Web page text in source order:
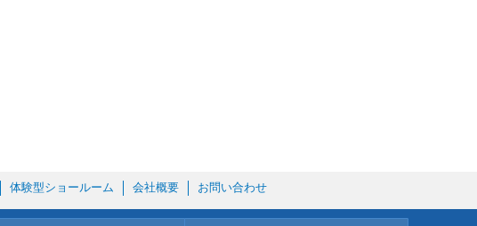
体験型ショールーム 会社概要 お問い合わせ